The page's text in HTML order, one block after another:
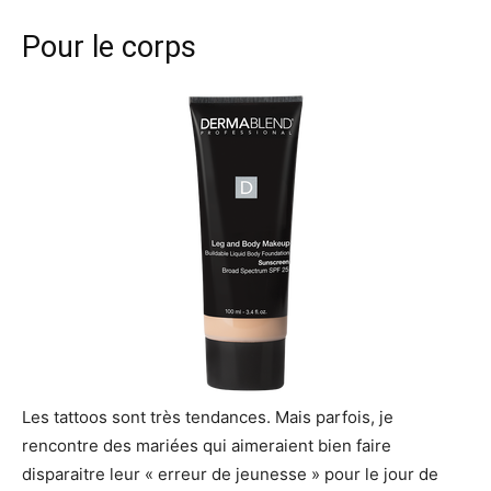
Pour le corps
Les tattoos sont très tendances. Mais parfois, je
rencontre des mariées qui aimeraient bien faire
disparaitre leur « erreur de jeunesse » pour le jour de